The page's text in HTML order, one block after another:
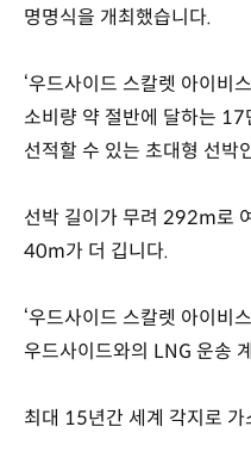
명명식을 개최했습니다.
‘우드사이드 스칼렛 아이비
소비량 약 절반에 달하는
선적할 수 있는 초대형 선박
선박 길이가 무려 292m로
40m가 더 깁니다.
‘우드사이드 스칼렛 아이비
우드사이드와의 LNG 운송
최대 15년간 세계 각지로 가